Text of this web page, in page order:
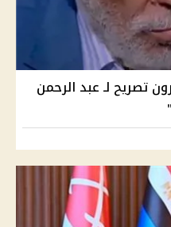
تصريح لـ عبد الرحمن